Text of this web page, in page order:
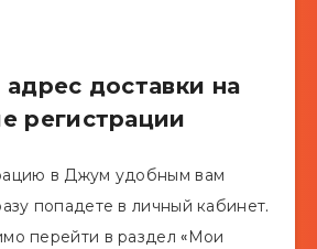
доставки на
регистрации
в Джум удобным вам
попадете в личный кабинет.
перейти в раздел «Мои